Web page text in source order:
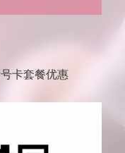
卡套餐优惠